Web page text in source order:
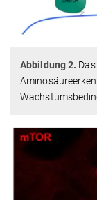
Abbildung 2.